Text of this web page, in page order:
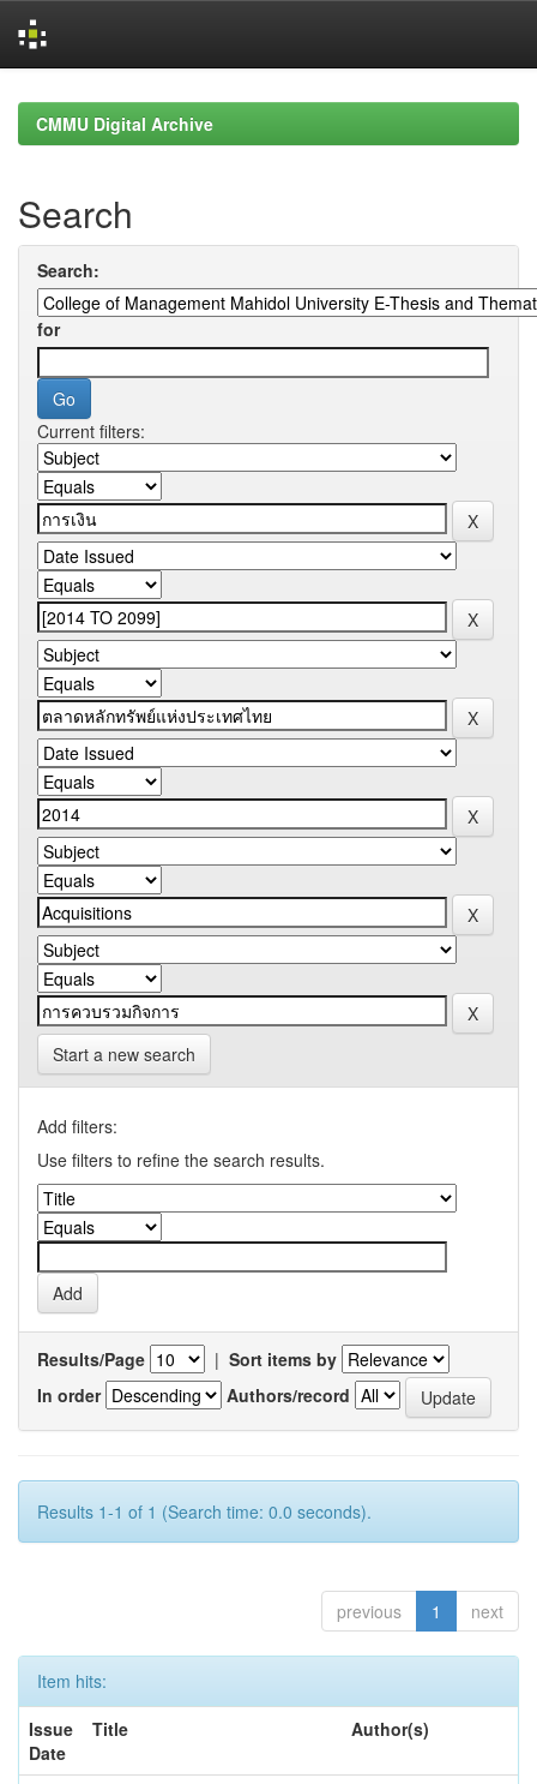
navigationCMMU Digital Archive
Search
Search:
for
Current filters:
Start a new search
Add filters:
Use filters to refine the search results.
Results/Page | Sort items by
In order
Authors/record
Results 1-1 of 1 (Search time: 0.0 seconds).
previous 1 next
Item hits:
Issue
Date
Title Author(s)